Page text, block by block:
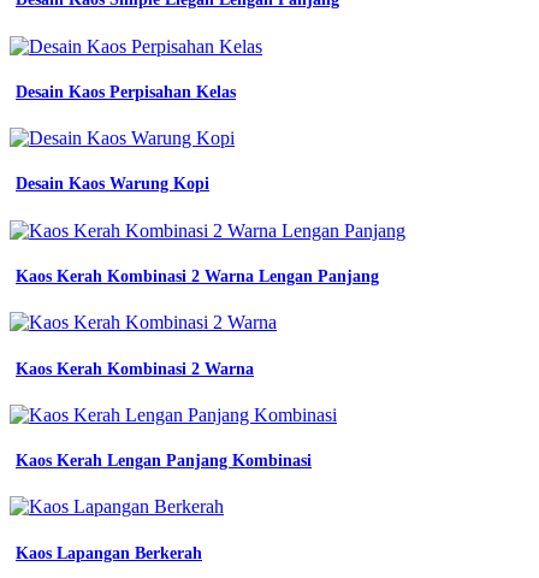
Desain Kaos Perpisahan Kelas
Desain Kaos Warung Kopi
Kaos Kerah Kombinasi 2 Warna Lengan Panjang
Kaos Kerah Kombinasi 2 Warna
Kaos Kerah Lengan Panjang Kombinasi
Kaos Lapangan Berkerah